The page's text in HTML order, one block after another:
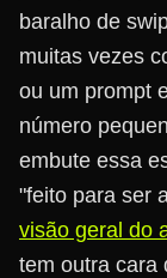
baralho de
muitas vezes
ou um prompt
número
embute essa
"feito para ser
visão geral do
tem outra cara